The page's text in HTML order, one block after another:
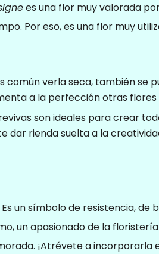
es una flor muy valorada
Por eso, es una flor muy
común verla seca, también se
a la perfección otras
son ideales para crear
dar rienda suelta a la
un símbolo de resistencia,
un apasionado de la
¡Atrévete a
de servicios,
como
Puede
configurar su
navegador
para bloquear
no
no almacenan
ninguna